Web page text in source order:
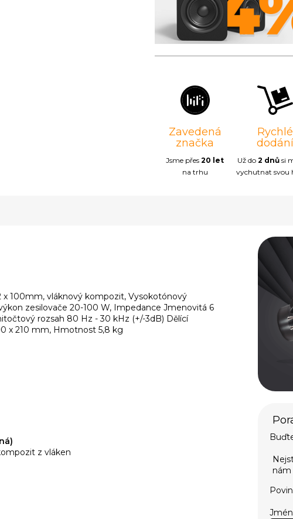
Zavedená
značka
Jsme přes20 let
na trhu
Rychlé
dodání
Už do 2 dnůsi
vychutnat svou
x 100mm, vláknový kompozit, Vysokotónový
zesilovače 20-100 W, Impedance Jmenovitá 6
rozsah 80 Hz - 30 kHz (+/-3dB) Dělící
x 210 mm, Hmotnost 5,8 kg
z vláken